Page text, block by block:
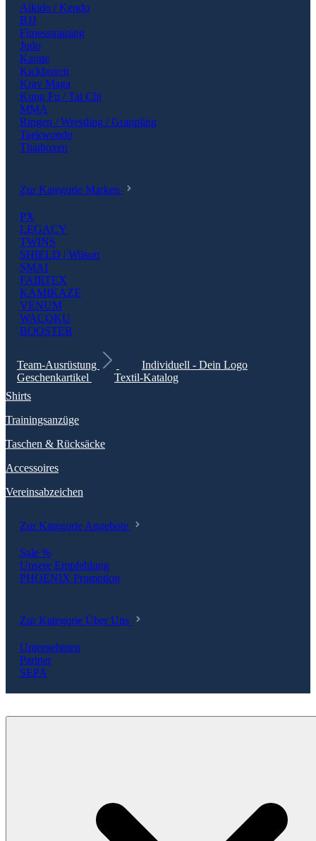
Aikido / Kendo
BJJ
Fitnesstraining
Judo
Karate
Kickboxen
Krav Maga
Kung Fu / Tai Chi
MMA
Ringen / Wrestling / Grappling
Taekwondo
Thaiboxen
Zur Kategorie Marken
PX
LEGACY
TWINS
SHIELD | Wilson
SMAI
FAIRTEX
KAMIKAZE
VENUM
WACOKU
BOOSTER
Team-Ausrüstung
Individuell - Dein Logo
Geschenkartikel
Textil-Katalog
Shirts
Trainingsanzüge
Taschen & Rücksäcke
Accessoires
Vereinsabzeichen
Zur Kategorie Angebote
Sale %
Unsere Empfehlung
PHOENIX Promotion
Zur Kategorie Über Uns
Unternehmen
Partner
SEPA